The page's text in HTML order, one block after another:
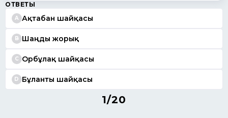
ОТВЕТЫ
A Ақтабан шайқасы
B Шаңды жорық
C Орбұлақ шайқасы
D Бұланты шайқасы
1/20